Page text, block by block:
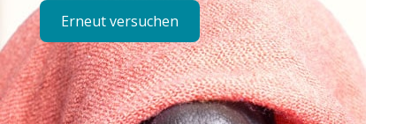
Erneut versuchen